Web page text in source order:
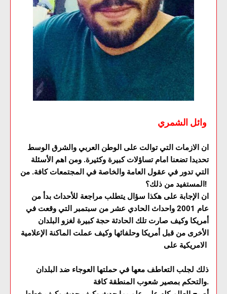
ان الازمات التي توالت على الوطن العربي والشرق الوسط
تحديدا تضعنا امام تساؤلات كبيرة وكثيرة. ومن اهم الأسئلة
التي تدور في عقول العامة والخاصة في المجتمعات كافة. من
المستفيد من ذلك؟!
ان الإجابة على هكذا سؤال يتطلب مراجعة للأحداث بدأ من
عام 2001 واحداث الحادي عشر من سبتمبر التي وقعت في
أمريكا وكيف صارت تلك الحادثة حجة كبيرة لغزو البلدان
الأخرى من قبل أمريكا وحلفائها وكيف عملت الماكنة الإعلامية
ذلك لجلب التعاطف معها في حملتها العوجاء ضد البلدان
والتحكم بمصير شعوب المنطقة كافة.